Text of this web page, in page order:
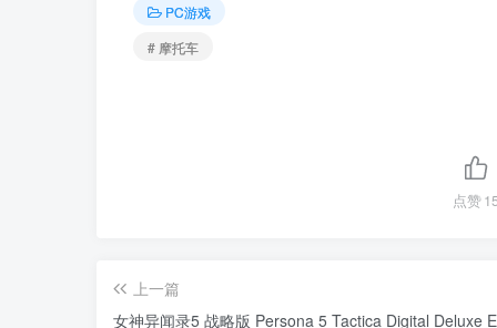
PC游戏
# 摩托车
点赞
上一篇
女神异闻录5 战略版 Persona 5 Tactica Digital Deluxe